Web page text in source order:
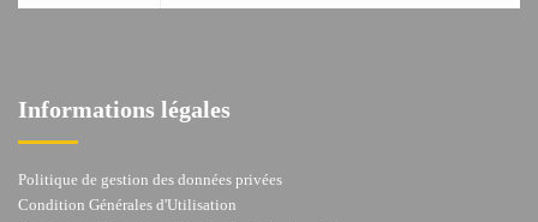
Informations légales
Politique de gestion des données privées
Condition Générales d'Utilisation